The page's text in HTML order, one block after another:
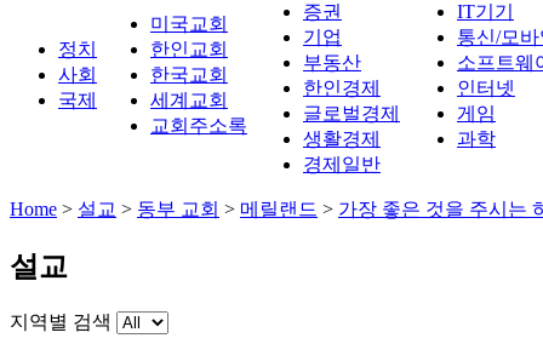
정치
사회
국제
미국교회
한인교회
한국교회
세계교회
교회주소록
증권
기업
부동산
한인경제
글로벌경제
생활경제
경제일반
IT기기
통신/모
소프트웨
인터넷
게임
과학
Home > 설교 > 동부 교회 > 메릴랜드 > 가장 좋은 것을 주시는
설교
지역별 검색